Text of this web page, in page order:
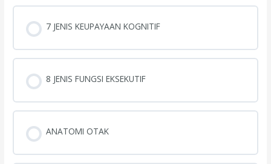
7 JENIS KEUPAYAAN KOGNITIF
8 JENIS FUNGSI EKSEKUTIF
ANATOMI OTAK